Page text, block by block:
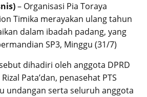
– Organisasi Pia Toraya
Timika merayakan ulang tahun
dalam ibadah padang, yang
SP3, Minggu (31/7)
dihadiri oleh anggota DPRD
Pata’dan, penasehat PTS
undangan serta seluruh anggota